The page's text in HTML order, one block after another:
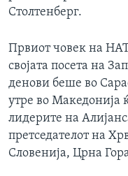
Столтенберг.
Првиот човек на
својата посета на
денови беше во
утре во Македонија
лидерите на
претседателот на
Словенија, Црна